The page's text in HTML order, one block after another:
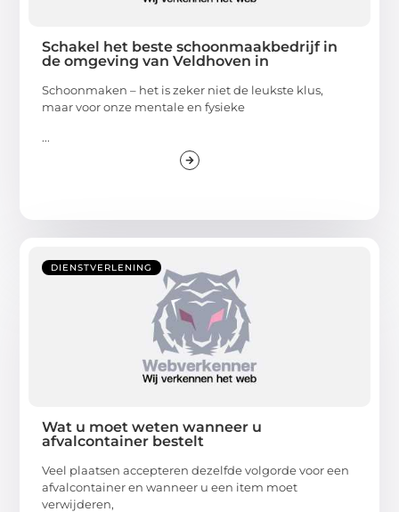
Schakel het beste schoonmaakbedrijf in
de omgeving van Veldhoven in
Schoonmaken – het is zeker niet de leukste klus,
maar voor onze mentale en fysieke
...
DIENSTVERLENING
Wat u moet weten wanneer u
afvalcontainer bestelt
Veel plaatsen accepteren dezelfde volgorde voor een
afvalcontainer en wanneer u een item moet
verwijderen,